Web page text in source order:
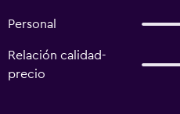
Personal
Relación calidad-
precio